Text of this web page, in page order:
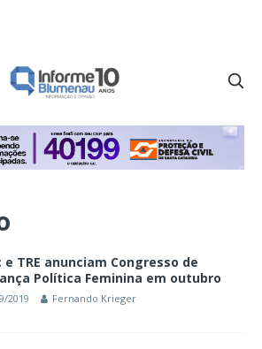
e TRE anunciam Congresso de
Política Feminina em outubro
2019 Fernando Krieger